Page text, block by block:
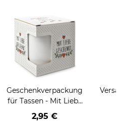
Geschenkverpackung
für Tassen - Mit Liebe
geschenkt
2,95 €